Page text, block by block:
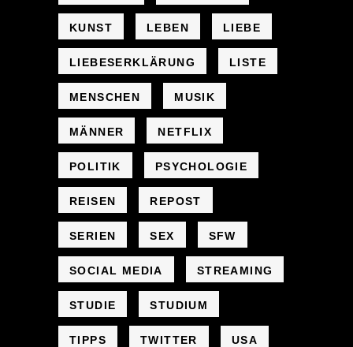
KUNST LEBEN LIEBE
LIEBESERKLÄRUNG LISTE
MENSCHEN MUSIK
MÄNNER NETFLIX
POLITIK PSYCHOLOGIE
REISEN REPOST
SERIEN SEX SFW
SOCIAL MEDIA STREAMING
STUDIE STUDIUM
TIPPS TWITTER USA